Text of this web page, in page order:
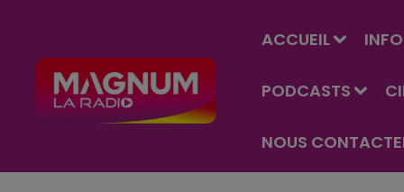
ACCUEIL
PODCASTS
NOUS